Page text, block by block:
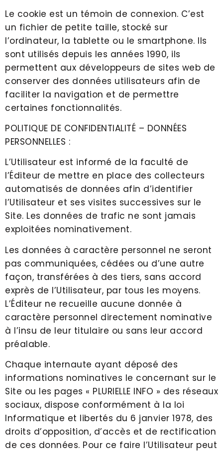
Le cookie est un témoin de connexion. C’est
un fichier de petite taille, stocké sur
l’ordinateur, la tablette ou le smartphone. Ils
sont utilisés depuis les années 1990, ils
permettent aux développeurs de sites web de
conserver des données utilisateurs afin de
faciliter la navigation et de permettre
certaines fonctionnalités.
POLITIQUE DE CONFIDENTIALITÉ – DONNÉES
PERSONNELLES :
L’Utilisateur est informé de la faculté de
l’Éditeur de mettre en place des collecteurs
automatisés de données afin d’identifier
l’Utilisateur et ses visites successives sur le
Site. Les données de trafic ne sont jamais
exploitées nominativement.
Les données à caractère personnel ne seront
pas communiquées, cédées ou d’une autre
façon, transférées à des tiers, sans accord
exprès de l’Utilisateur, par tous les moyens.
L’Éditeur ne recueille aucune donnée à
caractère personnel directement nominative
à l’insu de leur titulaire ou sans leur accord
préalable.
Chaque internaute ayant déposé des
informations nominatives le concernant sur le
Site ou les pages « PLURIELLE INFO » des réseaux
sociaux, dispose conformément à la loi
Informatique et libertés du 6 janvier 1978, des
droits d’opposition, d’accès et de rectification
de ces données. Pour ce faire l’Utilisateur peut